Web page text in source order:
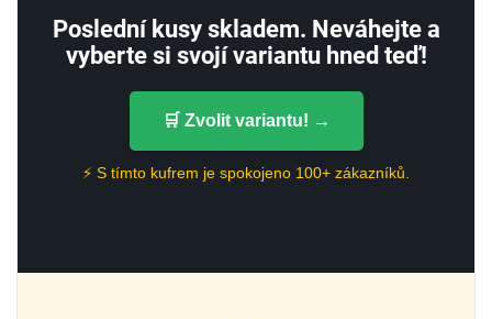
Poslední kusy skladem. Neváhejte a
vyberte si svojí variantu hned teď!
🛒 Zvolit variantu! →
⚡ S tímto kufrem je spokojeno 100+ zákazníků.